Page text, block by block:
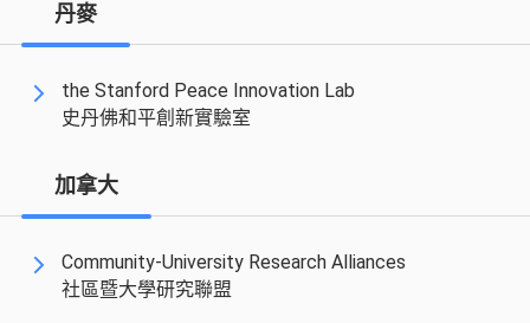
丹麥
the Stanford Peace Innovation Lab
史丹佛和平創新實驗室
加拿大
Community-University Research Alliances
社區暨大學研究聯盟